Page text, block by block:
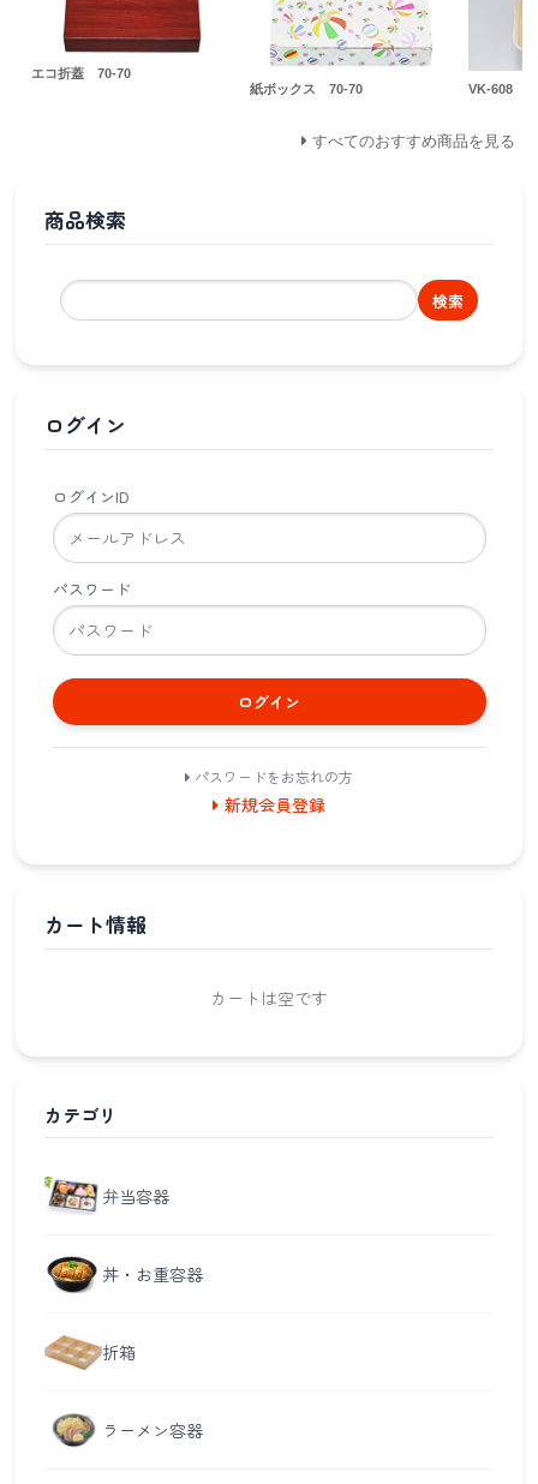
エコ折蓋 70-70
紙ボックス 70-70
VK-608
すべてのおすすめ商品を見る
商品検索
検索
ログイン
ログインID
パスワード
ログイン
パスワードをお忘れの方
新規会員登録
カート情報
カートは空です
カテゴリ
弁当容器
丼・お重容器
折箱
ラーメン容器